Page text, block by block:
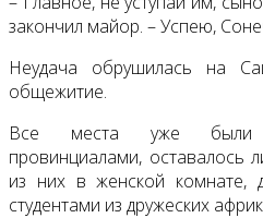
закончил майор. – Успею,
Неудача обрушилась на
общежитие.
Все места уже были
провинциалами, оставалось
из них в женской комнате,
студентами из дружеских